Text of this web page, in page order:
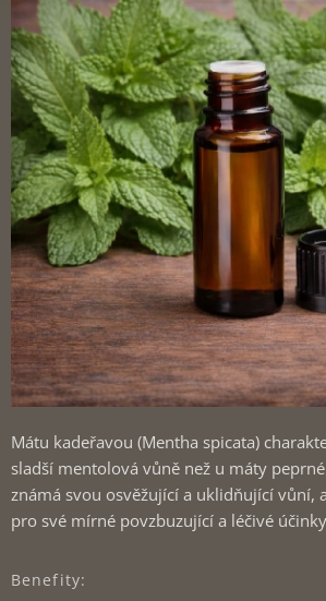
Mátu kadeřavou (Mentha spicata)
sladší mentolová vůně než u máty
známá svou osvěžující a uklidňující vůní,
pro své mírné povzbuzující a léčivé
Benefity: